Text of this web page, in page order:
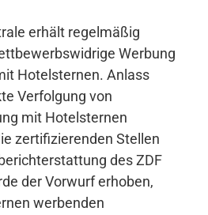
erhält regelmäßig
Werbung
Hotelsternen. Anlass
Verfolgung von
mit Hotelsternen
zertifizierenden Stellen
des ZDF
der Vorwurf erhoben,
werbenden